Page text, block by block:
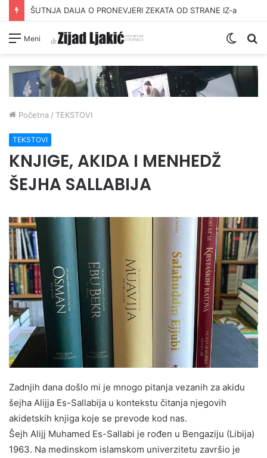
ŠUTNJA DAIJA O PRONEVJERI ZEKATA OD STRANE IZ-a
Meni
Switch
Početna / TEKSTOVI
TEKSTOVI
KNJIGE, AKIDA I MENHEDŽ
ŠEJHA SALLABIJA
Zadnjih dana došlo mi je mnogo pitanja vezanih za akidu
šejha Alijja Es-Sallabija u kontekstu čitanja njegovih
akidetskih knjiga koje se prevode kod nas.
Šejh Alijj Muhamed Es-Sallabi je rođen u Bengaziju (Libija)
1963. Na medinskom islamskom univerzitetu završio je